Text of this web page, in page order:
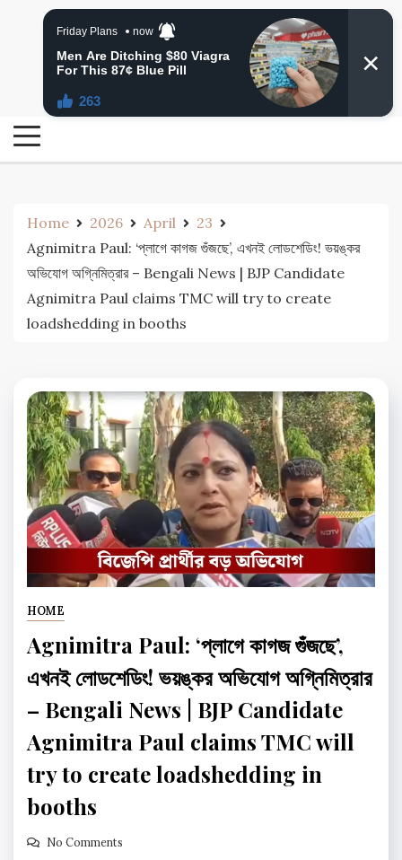
24 Ghanta Bangla News
24 Ghanta Bengali News
Home 2026 April
23
Agnimitra Paul: ‘প্লাগে কাগজ গুঁজছে’, এখনই লোডশেডিং! ভয়ঙ্কর
অভিযোগ অগ্নিমিত্রার – Bengali News | BJP Candidate
Agnimitra Paul claims TMC will try to create
loadshedding in booths
HOME
Agnimitra Paul: ‘প্লাগে কাগজ গুঁজছে’,
এখনই লোডশেডিং! ভয়ঙ্কর অভিযোগ অগ্নিমিত্রার
– Bengali News | BJP Candidate
Agnimitra Paul claims TMC will
try to create loadshedding in
booths
No Comments